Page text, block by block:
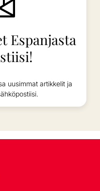
Espanjasta
uusimmat artikkelit ja